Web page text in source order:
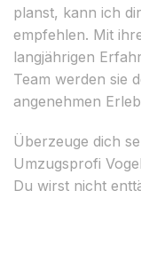
planst, kann ich
empfehlen. Mit
langjährigen
Team werden sie
angenehmen
Überzeuge dich
Umzugsprofi
Du wirst nicht